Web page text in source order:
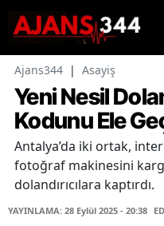
Ajans344 | Asayiş
Yeni Nesil
Kodunu Ele
Antalya’da iki ortak,
fotoğraf makinesini
dolandırıcılara kaptırdı.
YAYINLAMA: 28 Eylül 2025 - 20:38